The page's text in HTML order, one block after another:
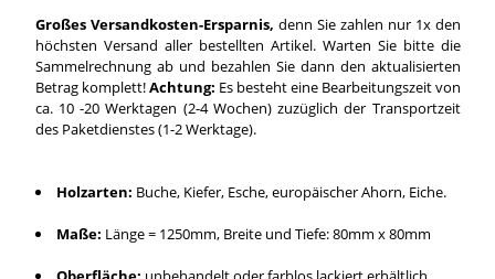
Großes Versandkosten-Ersparnis, denn Sie zahlen nur 1x den
höchsten Versand aller bestellten Artikel. Warten Sie bitte die
Sammelrechnung ab und bezahlen Sie dann den aktualisierten
Betrag komplett!Achtung: Es besteht eine Bearbeitungszeit von
ca. 10 -20 Werktagen (2-4 Wochen) zuzüglich der Transportzeit
des Paketdienstes (1-2 Werktage).
Holzarten: Buche, Kiefer, Esche, europäischer Ahorn, Eiche.
Maße: Länge = 1250mm, Breite und Tiefe: 80mm x 80mm